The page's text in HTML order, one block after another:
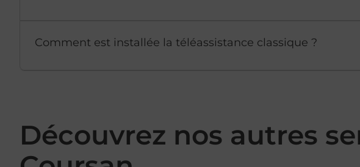
Comment est installée la téléassistance classique ?
Découvrez nos autres